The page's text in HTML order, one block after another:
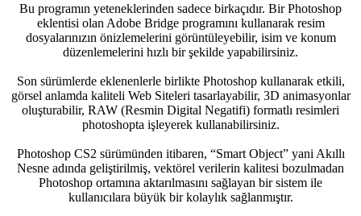
Bu programın yeteneklerinden sadece birkaçıdır. Bir Photoshop
eklentisi olan Adobe Bridge programını kullanarak resim
dosyalarınızın önizlemelerini görüntüleyebilir, isim ve konum
düzenlemelerini hızlı bir şekilde yapabilirsiniz.
Son sürümlerde eklenenlerle birlikte Photoshop kullanarak etkili,
görsel anlamda kaliteli Web Siteleri tasarlayabilir, 3D animasyonlar
oluşturabilir, RAW (Resmin Digital Negatifi) formatlı resimleri
photoshopta işleyerek kullanabilirsiniz.
Photoshop CS2 sürümünden itibaren, “Smart Object” yani Akıllı
Nesne adında geliştirilmiş, vektörel verilerin kalitesi bozulmadan
Photoshop ortamına aktarılmasını sağlayan bir sistem ile
kullanıcılara büyük bir kolaylık sağlanmıştır.